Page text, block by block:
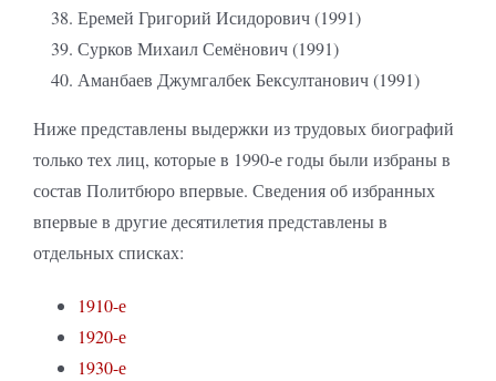
Еремей Григорий Исидорович (1991)
Сурков Михаил Семёнович (1991)
Аманбаев Джумгалбек Бексултанович (1991)
Ниже представлены выдержки из трудовых биографий
только тех лиц, которые в 1990-е годы были избраны в
состав Политбюро впервые. Сведения об избранных
впервые в другие десятилетия представлены в
отдельных списках:
1910-е
1920-е
1930-е